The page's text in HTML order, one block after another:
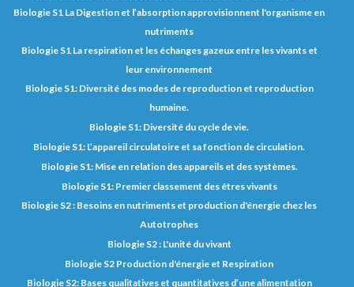
Biologie S1 La Digestion et l’absorption approvisionnent l'organisme en
nutriments
Biologie S1 La respiration et les échanges gazeux entre les vivants et
leur environnement
Biologie S1: Diversité des modes de reproduction et reproduction
humaine.
Biologie S1: Diversité du cycle de vie.
Biologie S1: L’appareil circulatoire et sa fonction de circulation.
Biologie S1: Mise en relation des appareils et des systèmes.
Biologie S1: Premier classement des êtres vivants
Biologie S2 : Besoins en nutriments et production d'énergie chez les
Autotrophes
Biologie S2 : L'unité du vivant
Biologie S2 Production d'énergie et Respiration
Biologie S2: Bases qualitatives et quantitatives d’une alimentation